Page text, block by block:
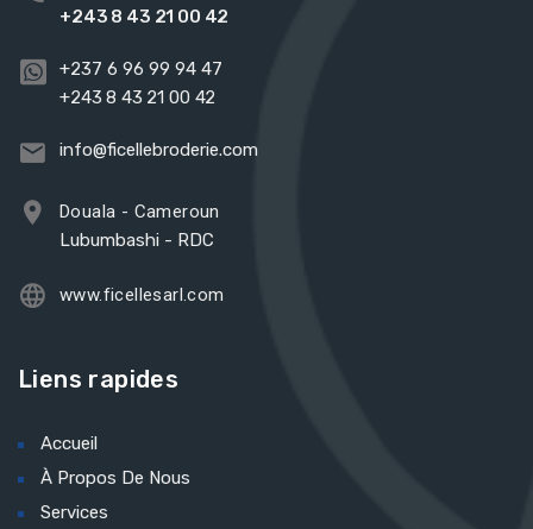
+243 8 43 21 00 42
+237 6 96 99 94 47
+243 8 43 21 00 42
info@ficellebroderie.com
Douala - Cameroun
Lubumbashi - RDC
www.ficellesarl.com
Liens rapides
Accueil
À Propos De Nous
Services